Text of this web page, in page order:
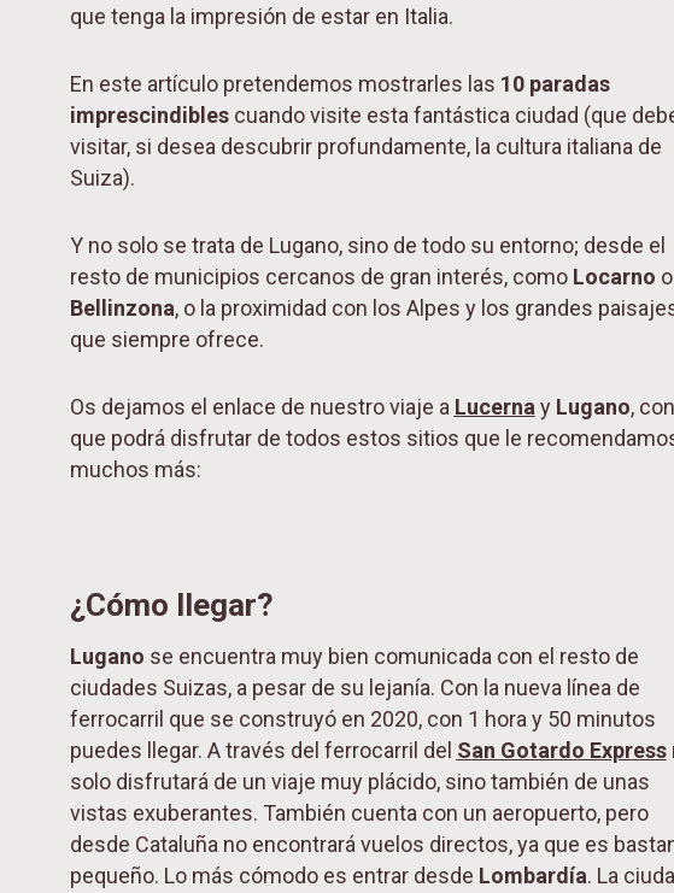
que tenga la impresión de estar en Italia.
En este artículo pretendemos mostrarles las 10 paradas
imprescindiblescuando visite esta fantástica ciudad (que
visitar, si desea descubrir profundamente, la cultura italiana de
Suiza).
Y no solo se trata de Lugano, sino de todo su entorno; desde el
resto de municipios cercanos de gran interés, como Locarno o
Bellinzona, o la proximidad con los Alpes y los grandes
que siempre ofrece.
Os dejamos el enlace de nuestro viaje a Lucerna y Lugano,
que podrá disfrutar de todos estos sitios que le
muchos más:
¿Cómo llegar?
Lugano se encuentra muy bien comunicada con el resto de
ciudades Suizas, a pesar de su lejanía. Con la nueva línea de
ferrocarril que se construyó en 2020, con 1 hora y 50 minutos
puedes llegar. A través del ferrocarril del San Gotardo Express
solo disfrutará de un viaje muy plácido, sino también de unas
vistas exuberantes. También cuenta con un aeropuerto, pero
desde Cataluña no encontrará vuelos directos, ya que es
pequeño. Lo más cómodo es entrar desde Lombardía. La